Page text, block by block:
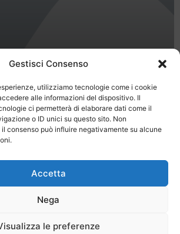
Gestisci Consenso
utilizziamo tecnologie come i cookie
alle informazioni del dispositivo. Il
ci permetterà di elaborare dati come il
o ID unici su questo sito. Non
consenso può influire negativamente su alcune
Accetta
Nega
le preferenze
– Lago di Garda –
Regolamento
Registrati Contatti